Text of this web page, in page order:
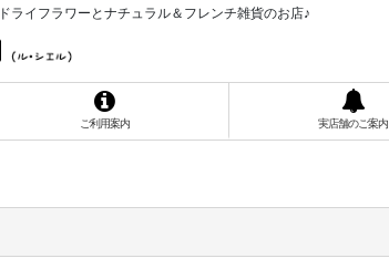
ライフラワーとナチュラル＆フレンチ雑貨のお店♪
ご利用案内 実店舗のご案内